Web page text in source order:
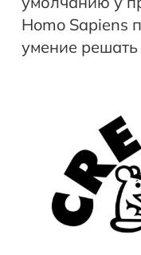
Homo Sapiens
умение